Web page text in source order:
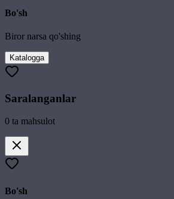
Bo'sh
Biror narsa qo'shing
Katalogga
Saralanganlar
0 ta mahsulot
Bo'sh